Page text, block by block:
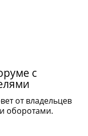
с
от владельцев
оборотами.